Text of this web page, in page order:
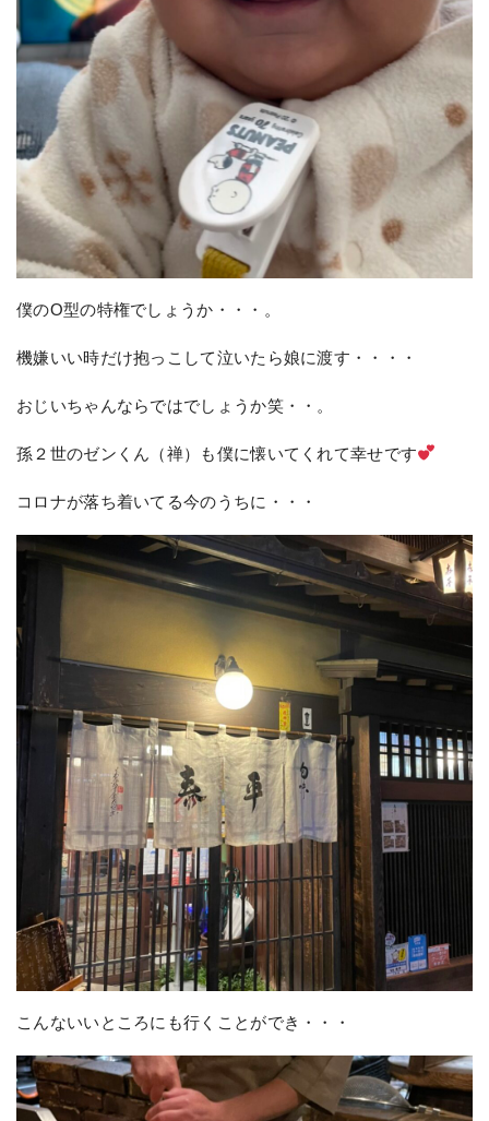
僕のO型の特権でしょうか・・・。
機嫌いい時だけ抱っこして泣いたら娘に渡す・・・・
おじいちゃんならではでしょうか笑・・。
孫２世のゼンくん（禅）も僕に懐いてくれて幸せです
コロナが落ち着いてる今のうちに・・・
こんないいところにも行くことができ・・・